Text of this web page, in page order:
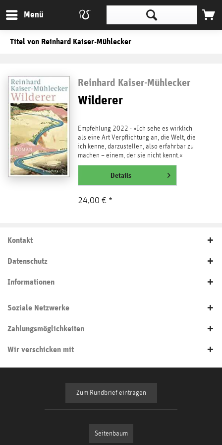
Menü
Titel von Reinhard Kaiser-Mühlecker
Reinhard Kaiser-Mühlecker
Wilderer
Empfehlung 2022 - »Ich sehe es wirklich
als eine Art Verpflichtung an, die Welt, die
ich kenne, darzustellen, also erfahrbar zu
machen – einem, der sie nicht kennt.«
Reinhard...
weiterlesenDetails
24,00 € *
Kontakt
Datenschutz
Informationen
Soziale Netzwerke
Zahlungsmöglichkeiten
Wir verschicken mit
Zum Rundbrief eintragen
Seitenbaum